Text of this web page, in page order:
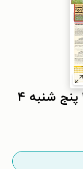
کتاب ایران ورزشی - ۱۴۰۰ پنج شنبه ۴